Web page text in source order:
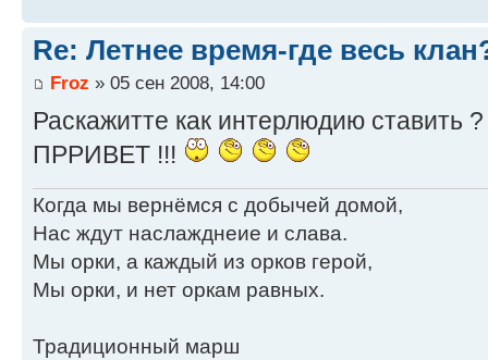
Re: Летнее время-где весь
Froz » 05 сен 2008, 14:00
Раскажитте как интерлюдию ставить
ПРРИВЕТ !!!
Когда мы вернёмся с добычей домой,
Нас ждут наслажднеие и слава.
Мы орки, а каждый из орков герой,
Мы орки, и нет оркам равных.
Традиционный марш